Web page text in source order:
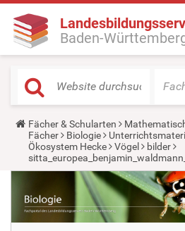
Baden-
Y
o
u
a
r
e
r
e
Fächer & Schularten
Fächer
Biologie
Ökosystem Hecke
Vögel
bilder